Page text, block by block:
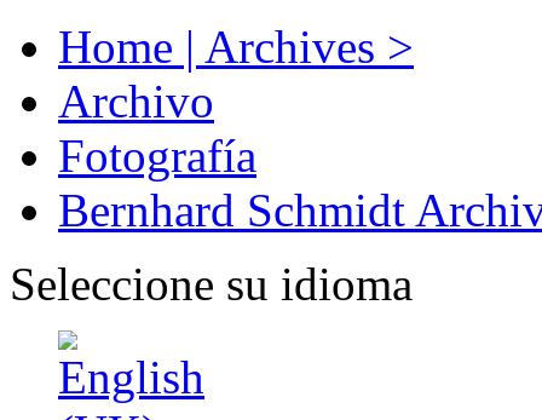
Home | Archives >
Archivo
Fotografía
Bernhard Schmidt
Seleccione su idioma